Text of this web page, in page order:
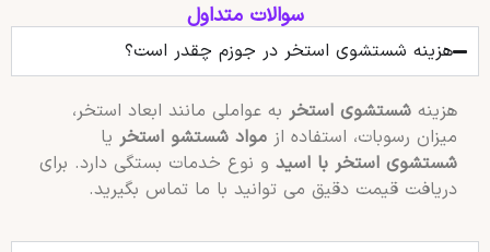
سوالات متداول
هزینه شستشوی استخر در جوزم چقدر است؟
هزینه شستشوی استخربه عواملی مانند ابعاد استخر،
میزان رسوبات، استفاده از مواد شستشو استخریا
شستشوی استخر با اسیدو نوع خدمات بستگی دارد. برای
دریافت قیمت دقیق می توانید با ما تماس بگیرید.